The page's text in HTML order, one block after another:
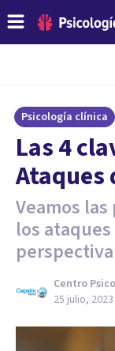
Psicología clínica
Las 4
Ataques
Veamos
los
Centro
25 julio,